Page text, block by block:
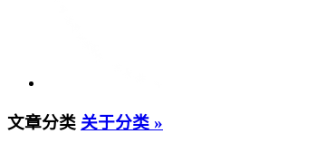
文章分类 关于分类 »